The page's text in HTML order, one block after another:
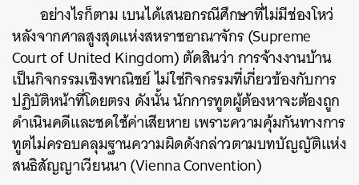
อย่างไรก็ตาม เบนได้เสนอกรณีศึกษาที่ไม่มีช่องโหว่
หลังจากศาลสูงสุดแห่งสหราชอาณาจักร (Supreme
Court of United Kingdom) ตัดสินว่า การจ้างงานบ้าน
เป็นกิจกรรมเชิงพาณิชย์ ไม่ใช่กิจกรรมที่เกี่ยวข้องกับการ
ปฏิบัติหน้าที่โดยตรง ดังนั้น นักการทูตผู้ต้องหาจะต้องถูก
ดำเนินคดีและชดใช้ค่าเสียหาย เพราะความคุ้มกันทางการ
ทูตไม่ครอบคลุมฐานความผิดดังกล่าวตามบทบัญญัติแห่ง
สนธิสัญญาเวียนนา (Vienna Convention)